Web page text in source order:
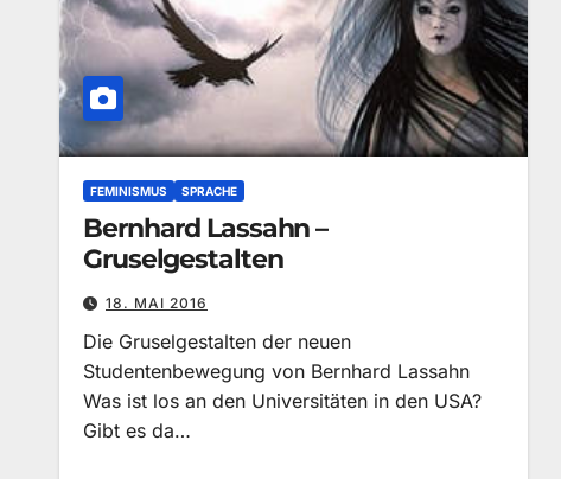
FEMINISMUS SPRACHE
Bernhard Lassahn –
Gruselgestalten
18. MAI 2016
Die Gruselgestalten der neuen
Studentenbewegung von Bernhard Lassahn
Was ist los an den Universitäten in den USA?
Gibt es da…